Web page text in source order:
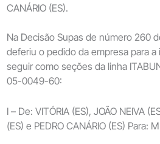
CANÁRIO (ES).
Na Decisão Supas de número 260
deferiu o pedido da empresa para
seguir como seções da linha
05-0049-60:
I – De: VITÓRIA (ES), JOÃO NEIVA
(ES) e PEDRO CANÁRIO (ES) Para: